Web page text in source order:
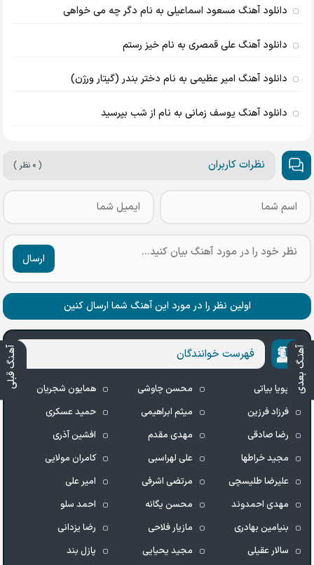
آهـنگ قبلی آهنـگ بعدی
دانلود آهنگ مسعود اسماعیلی به نام دگر چه می خواهی
دانلود آهنگ علی قمصری به نام خیز رستم
دانلود آهنگ امیر عظیمی به نام دختر بندر (گیتار ورژن)
دانلود آهنگ یوسف زمانی به نام از شب بپرسید
نظرات کاربران ( ۰ نظر )
ارسال
اولین نظر را در مورد این آهنگ شما ارسال کنین
فهرست خوانندگان
پویا بیاتی محسن چاوشی
همایون شجریان
فرزاد فرزین
میثم ابراهیمی
حمید عسکری
رضا صادقی
مهدی مقدم
افشین آذری
مجید خراطها
علی لهراسبی
کامران مولایی
علیرضا طلیسچی
مرتضی اشرفی
امیر علی
مهدی احمدوند
محسن یگانه
احمد سلو
بنیامین بهادری
مازیار فلاحی
رضا یزدانی
سالار عقیلی
مجید یحیایی
پازل بند